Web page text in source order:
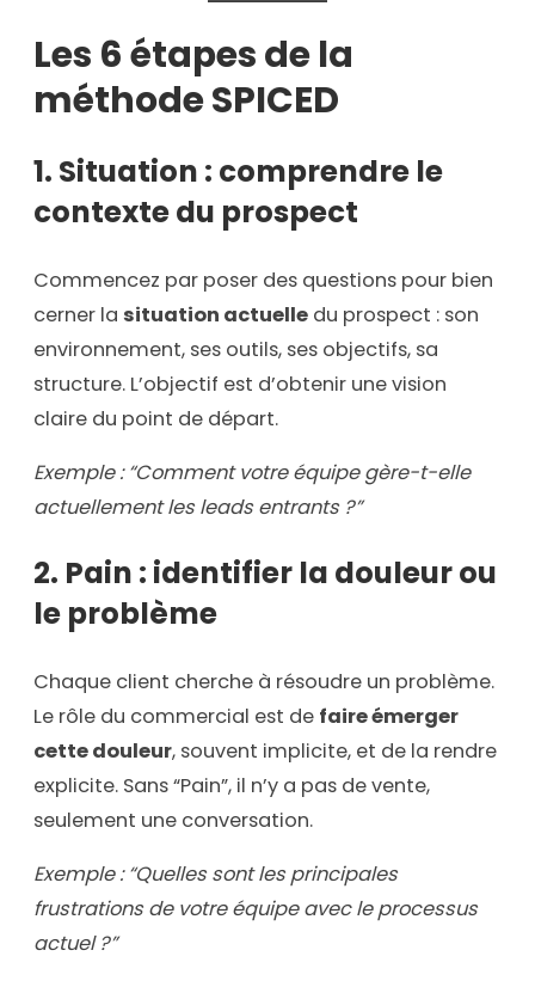
Les 6 étapes de la
méthode SPICED
1. Situation : comprendre le
contexte du prospect
Commencez par poser des questions pour bien
cerner la situation actuelle du prospect : son
environnement, ses outils, ses objectifs, sa
structure. L’objectif est d’obtenir une vision
claire du point de départ.
Exemple : “Comment votre équipe gère-t-elle
actuellement les leads entrants ?”
2. Pain : identifier la douleur ou
le problème
Chaque client cherche à résoudre un problème.
Le rôle du commercial est de faire émerger
cette douleur, souvent implicite, et de la rendre
explicite. Sans “Pain”, il n’y a pas de vente,
seulement une conversation.
Exemple : “Quelles sont les principales
frustrations de votre équipe avec le processus
actuel ?”